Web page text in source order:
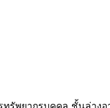
รัพยากรบุคคล ชั้นล่าง